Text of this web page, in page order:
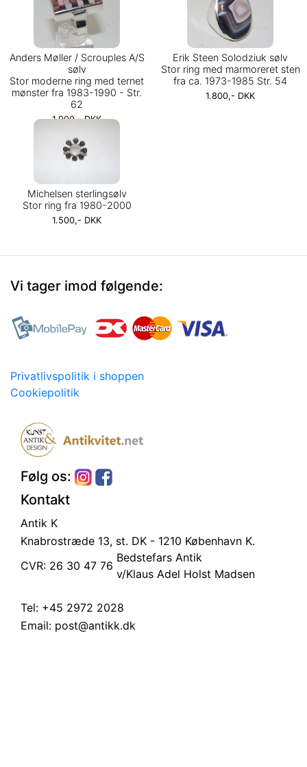
Anders Møller / Scrouples A/S
sølv
Stor moderne ring med ternet
mønster fra 1983-1990 - Str.
62
1.900,- DKK
Erik Steen Solodziuk sølv
Stor ring med marmoreret sten
fra ca. 1973-1985 Str. 54
1.800,- DKK
Michelsen sterlingsølv
Stor ring fra 1980-2000
1.500,- DKK
Vi tager imod følgende:
Privatlivspolitik i shoppen
Cookiepolitik
Følg os:
Kontakt
Antik K
Knabrostræde 13, st. DK - 1210 København K.
CVR: 26 30 47 76
Bedstefars Antik
v/Klaus Adel Holst Madsen
Tel: +45 2972 2028
Email: post@antikk.dk